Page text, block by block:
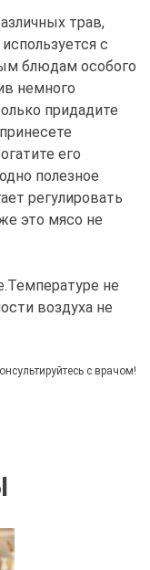
трав,
с
блюдам особого
немного
придадите
его
полезное
регулировать
это мясо не
не
воздуха не
с врачом!